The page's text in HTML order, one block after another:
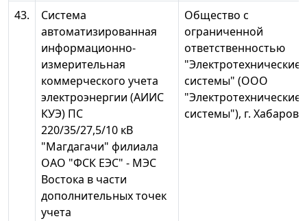
43.
Система
автоматизированная
информационно-
измерительная
коммерческого учета
электроэнергии (АИИС
КУЭ) ПС
220/35/27,5/10 кВ
"Магдагачи" филиала
ОАО "ФСК ЕЭС" - МЭС
Востока в части
дополнительных точек
учета
Общество с
ограниченной
ответственностью
"Электротехнические
системы" (ООО
"Электротехнические
системы"), г.